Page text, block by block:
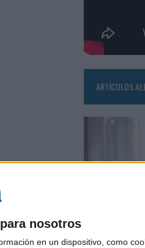
nosotros
en un dispositivo, como
ARTÍCULOS